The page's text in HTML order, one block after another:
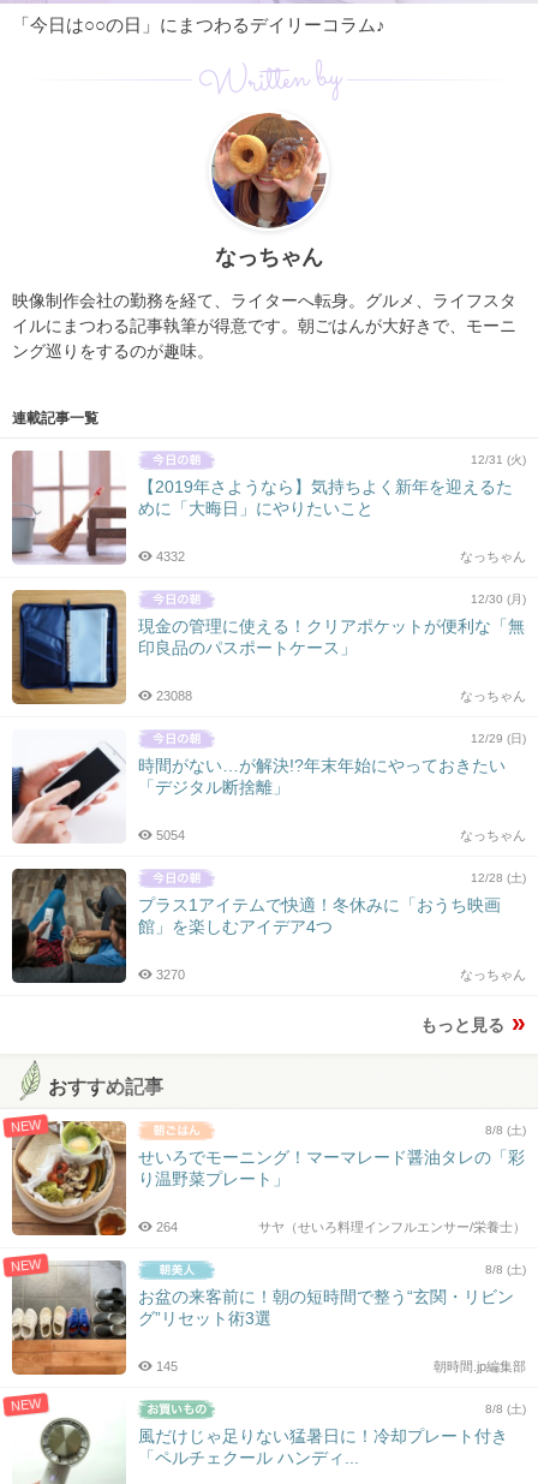
「今日は○○の日」にまつわるデイリーコラム♪
Written by
なっちゃん
映像制作会社の勤務を経て、ライターへ転身。グルメ、ライフスタ
イルにまつわる記事執筆が得意です。朝ごはんが大好きで、モーニ
ング巡りをするのが趣味。
連載記事一覧
12/31 (火)
【2019年さようなら】気持ちよく新年を迎えるた
めに「大晦日」にやりたいこと
なっちゃん
4332
12/30 (月)
現金の管理に使える！クリアポケットが便利な「無
印良品のパスポートケース」
なっちゃん
23088
12/29 (日)
時間がない…が解決!?年末年始にやっておきたい
「デジタル断捨離」
なっちゃん
5054
12/28 (土)
プラス1アイテムで快適！冬休みに「おうち映画
館」を楽しむアイデア4つ
なっちゃん
3270
もっと見る
おすすめ記事
NEW 8/8 (土)
せいろでモーニング！マーマレード醤油タレの「彩
り温野菜プレート」
サヤ（せいろ料理インフルエンサー/栄養士）
264
NEW 8/8 (土)
お盆の来客前に！朝の短時間で整う“玄関・リビン
グ”リセット術3選
朝時間.jp編集部
145
NEW 8/8 (土)
風だけじゃ足りない猛暑日に！冷却プレート付き
「ペルチェクール ハンディ...